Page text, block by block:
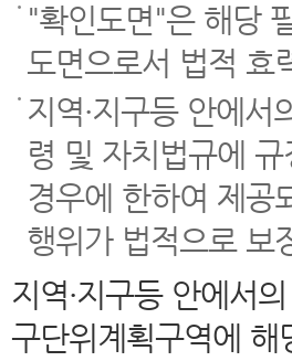
"확인도면"은 해당
도면으로서 법적 효
지역·지구등 안에
령 및 자치법규에
경우에 한하여 제공
행위가 법적으로 보
지역·지구등 안에서
구단위계획구역에